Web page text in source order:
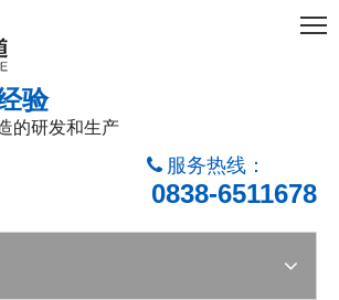
验
的研发和生产
 服务热线：
0838-6511678